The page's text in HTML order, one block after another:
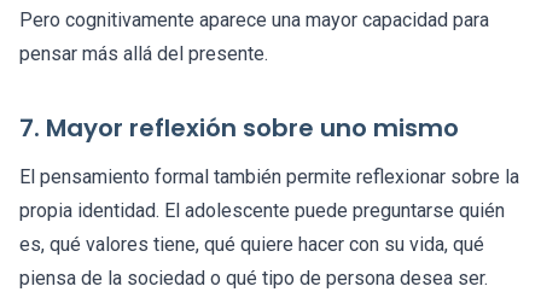
Pero cognitivamente aparece una mayor capacidad para
pensar más allá del presente.
7. Mayor reflexión sobre uno mismo
El pensamiento formal también permite reflexionar sobre la
propia identidad. El adolescente puede preguntarse quién
es, qué valores tiene, qué quiere hacer con su vida, qué
piensa de la sociedad o qué tipo de persona desea ser.